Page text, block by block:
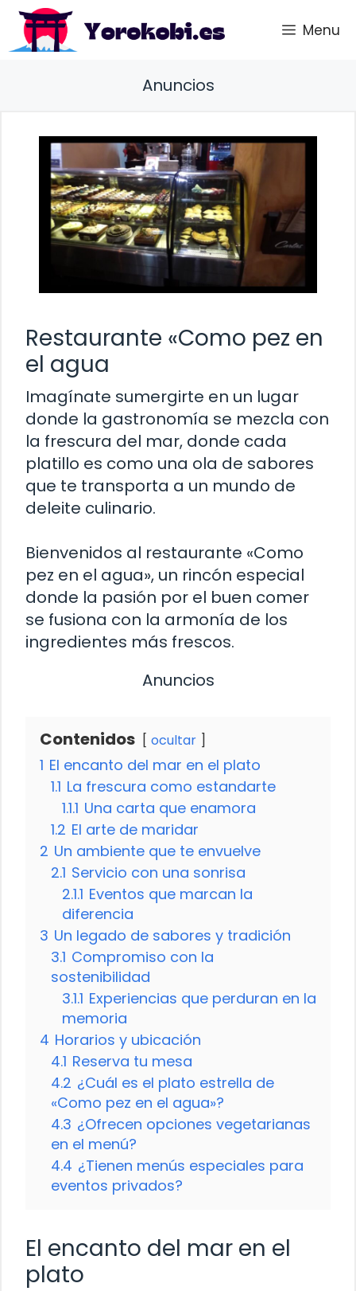
Saltar
contenido
Menu
Anuncios
Restaurante «Como pez en
el agua
Imagínate sumergirte en un lugar
donde la gastronomía se mezcla con
la frescura del mar, donde cada
platillo es como una ola de sabores
que te transporta a un mundo de
deleite culinario.
Bienvenidos al restaurante «Como
pez en el agua», un rincón especial
donde la pasión por el buen comer
se fusiona con la armonía de los
ingredientes más frescos.
Anuncios
Contenidos ocultar
1 El encanto del mar en el plato
1.1 La frescura como estandarte
1.1.1 Una carta que enamora
1.2 El arte de maridar
2 Un ambiente que te envuelve
2.1 Servicio con una sonrisa
2.1.1 Eventos que marcan la
diferencia
3 Un legado de sabores y tradición
3.1 Compromiso con la
sostenibilidad
3.1.1 Experiencias que perduran en la
memoria
4 Horarios y ubicación
4.1 Reserva tu mesa
4.2 ¿Cuál es el plato estrella de
«Como pez en el agua»?
4.3 ¿Ofrecen opciones vegetarianas
en el menú?
4.4 ¿Tienen menús especiales para
eventos privados?
El encanto del mar en el
plato